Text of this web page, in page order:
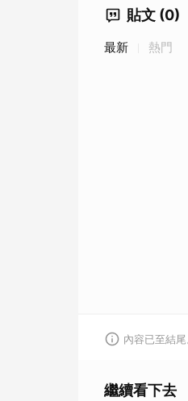
貼文 (0)
最新 熱門
內容已至結
繼續看下去